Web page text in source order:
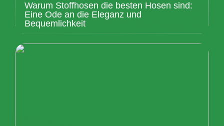
Warum Stoffhosen die besten Hosen sind:
Eine Ode an die Eleganz und
Bequemlichkeit